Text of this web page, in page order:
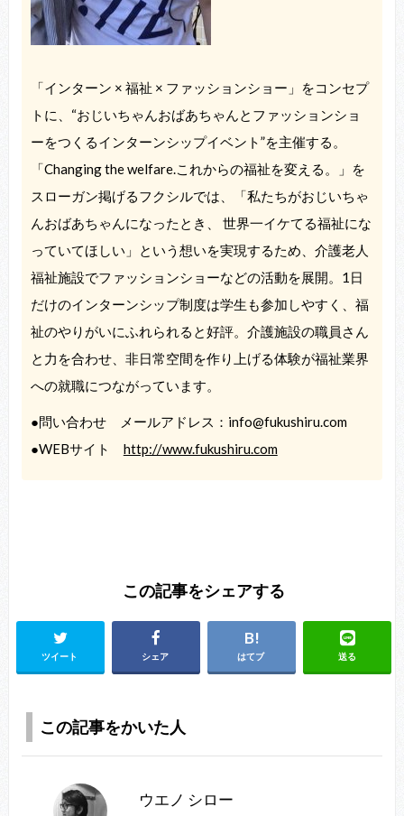
「インターン × 福祉 × ファッションショー」をコンセプ
トに、“おじいちゃんおばあちゃんとファッションショ
ーをつくるインターンシップイベント”を主催する。
「Changing the welfare.これからの福祉を変える。」を
スローガン掲げるフクシルでは、「私たちがおじいちゃ
んおばあちゃんになったとき、 世界一イケてる福祉にな
っていてほしい」という想いを実現するため、介護老人
福祉施設でファッションショーなどの活動を展開。1日
だけのインターンシップ制度は学生も参加しやすく、福
祉のやりがいにふれられると好評。介護施設の職員さん
と力を合わせ、非日常空間を作り上げる体験が福祉業界
への就職につながっています。
●問い合わせ メールアドレス：info@fukushiru.com
●WEBサイト http://www.fukushiru.com
この記事をシェアする
ツイート シェア はてブ 送る
この記事をかいた人
ウエノ シロー